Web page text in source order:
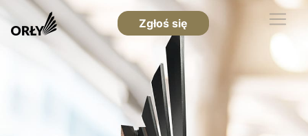
Zgłoś się